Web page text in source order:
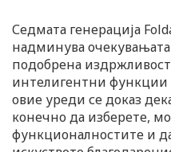
Седмата генерација
надминува
подобрена
интелигентни функции
овие уреди се доказ
конечно да изберете,
функционалностите и